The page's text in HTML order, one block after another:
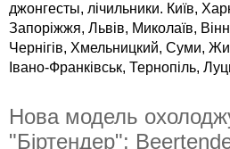
джонгесты, лічильники. Київ,
Запоріжжя, Львів, Миколаїв,
Чернігів, Хмельницкий, Суми,
Івано-Франківськ, Тернопіль,
Нова модель
"Біртендер":